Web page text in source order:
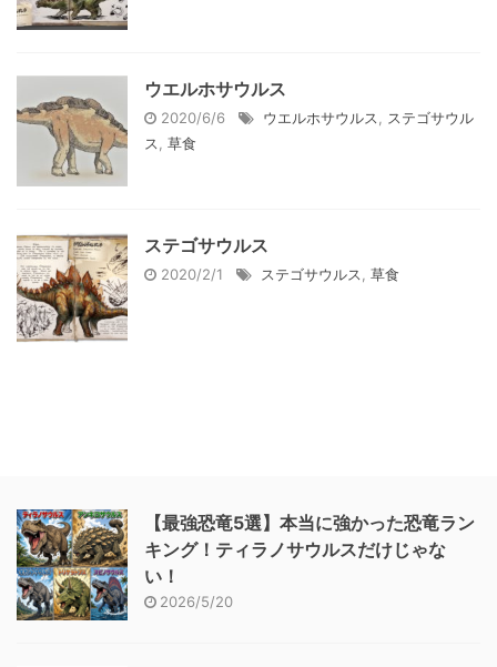
ウエルホサウルス
2020/6/6 ウエルホサウルス
ステゴサウル
ス
草食
ステゴサウルス
2020/2/1 ステゴサウルス 草食
【最強恐竜5選】本当に強かった恐竜ラン
キング！ティラノサウルスだけじゃな
い！
2026/5/20